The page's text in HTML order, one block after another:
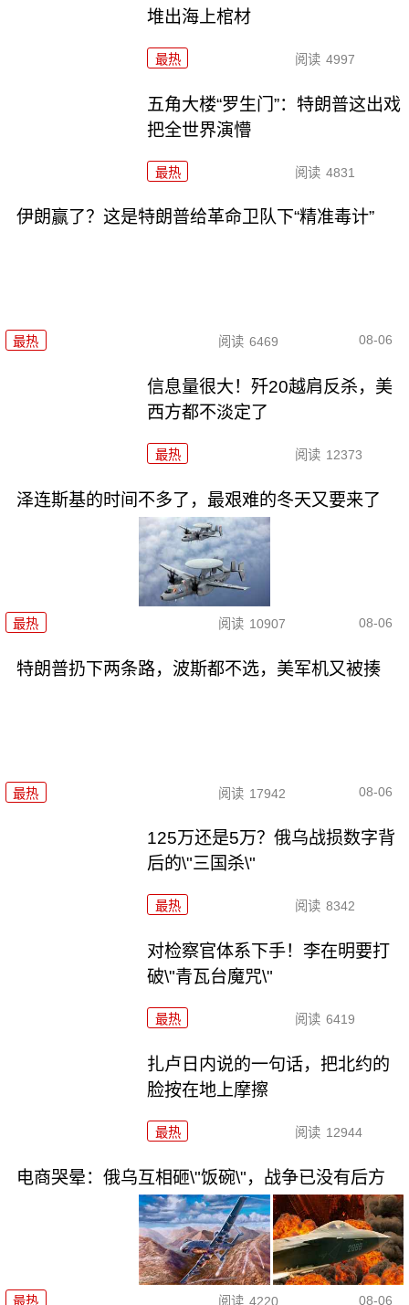
堆出海上棺材
最热 阅读 4997
五角大楼“罗生门”：特朗普这出戏
把全世界演懵
最热 阅读 4831
伊朗赢了？这是特朗普给革命卫队下“精准毒计”
最热 阅读 6469 08-06
信息量很大！歼20越肩反杀，美
西方都不淡定了
最热 阅读 12373
泽连斯基的时间不多了，最艰难的冬天又要来了
最热 阅读 10907 08-06
特朗普扔下两条路，波斯都不选，美军机又被揍
最热 阅读 17942 08-06
125万还是5万？俄乌战损数字背
后的\"三国杀\"
最热 阅读 8342
对检察官体系下手！李在明要打
破\"青瓦台魔咒\"
最热 阅读 6419
扎卢日内说的一句话，把北约的
脸按在地上摩擦
最热 阅读 12944
电商哭晕：俄乌互相砸\"饭碗\"，战争已没有后方
最热 阅读 4220 08-06